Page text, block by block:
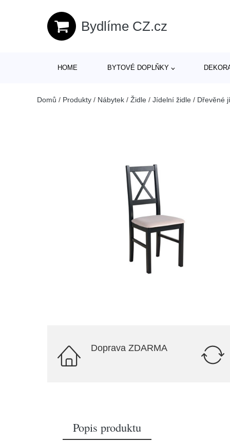
Bydlíme CZ.cz
HOME BYTOVÉ DOPLŇKY
Domů / Produkty / Nábytek / Židle / Jídelní židle / Dřevěné
Doprava ZDARMA
Popis produktu